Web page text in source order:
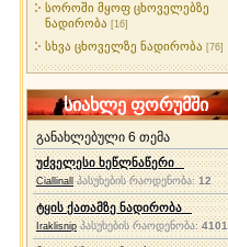
სოროში მყოფ ცხოველებზე
ნადირობა [16]
სხვა ცხოველზე ნადირობა [76]
სიახლე ფორუმში
განახლებული 6 თემა
უძველესი ხეწლნაწერი
Ciallinall პასუხების რაოდენობა:12
ტყის ქათამზე ნადირობა
Iraklisnip პასუხების რაოდენობა: 4101